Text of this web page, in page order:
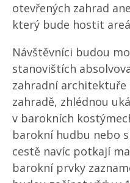
otevřených zahrad
který bude hostit
Návštěvníci budou
stanovištích
zahradní
zahradě, zhlédnou
v barokních
barokní hudbu nebo
cestě navíc potkají
barokní prvky